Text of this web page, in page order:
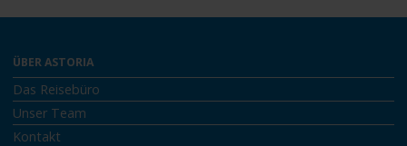
ÜBER ASTORIA
Das Reisebüro
Unser Team
Kontakt